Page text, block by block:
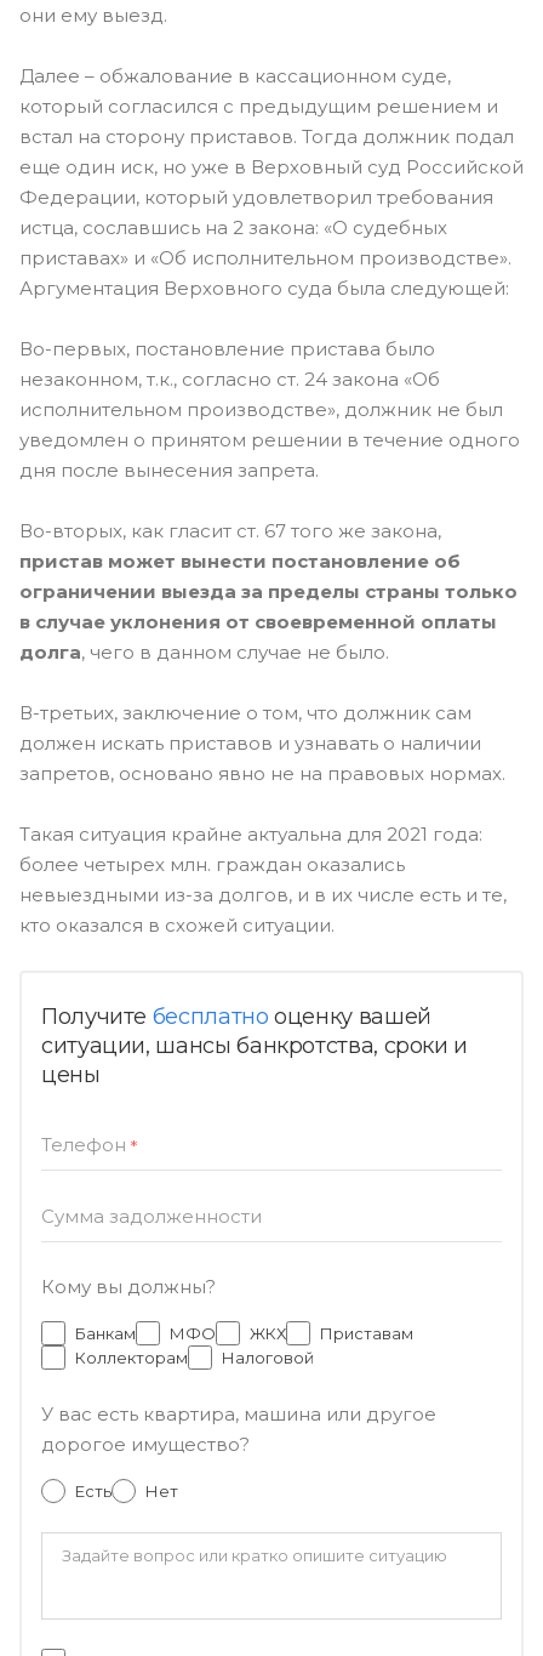
они ему выезд.
Далее – обжалование в кассационном суде,
который согласился с предыдущим решением и
встал на сторону приставов. Тогда должник подал
еще один иск, но уже в Верховный суд Российской
Федерации, который удовлетворил требования
истца, сославшись на 2 закона: «О судебных
приставах» и «Об исполнительном производстве».
Аргументация Верховного суда была следующей:
Во-первых, постановление пристава было
незаконном, т.к., согласно ст. 24 закона «Об
исполнительном производстве», должник не был
уведомлен о принятом решении в течение одного
дня после вынесения запрета.
Во-вторых, как гласит ст. 67 того же закона,
пристав может вынести постановление об
ограничении выезда за пределы страны только
в случае уклонения от своевременной оплаты
долга, чего в данном случае не было.
В-третьих, заключение о том, что должник сам
должен искать приставов и узнавать о наличии
запретов, основано явно не на правовых нормах.
Такая ситуация крайне актуальна для 2021 года:
более четырех млн. граждан оказались
невыездными из-за долгов, и в их числе есть и те,
кто оказался в схожей ситуации.
Получите бесплатно оценку вашей
ситуации, шансы банкротства, сроки и
цены
Телефон *
Сумма задолженности
Кому вы должны?
Банкам МФО ЖКХ
Приставам
Коллекторам
Налоговой
У вас есть квартира, машина или другое
дорогое имущество?
Есть Нет